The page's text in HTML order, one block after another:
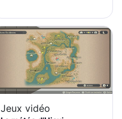
Jeux vidéo